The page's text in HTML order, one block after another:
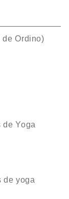
Ordino)
de Yoga
de yoga